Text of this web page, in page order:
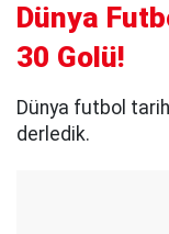
Dünya
30 Golü!
Dünya futbol
derledik.